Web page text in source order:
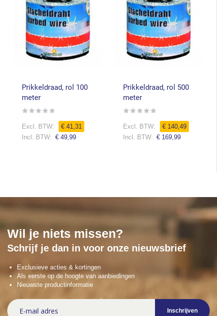
Prikkeldraad, rol 100
meter
Rating:
€ 41,31
€ 49,99
Prikkeldraad, rol 500
meter
Rating:
€ 140,49
€ 169,99
Wil je niets missen?
Schrijf je dan in voor onze nieuwsbrief
Exclusieve acties & kortingen
Als eerste op de hoogte van aanbiedingen
Nieuwste productinformatie
Abonneer
u
Inschrijven